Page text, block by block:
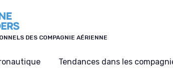
DES COMPAGNIE AÉRIENNE
Tendances dans les